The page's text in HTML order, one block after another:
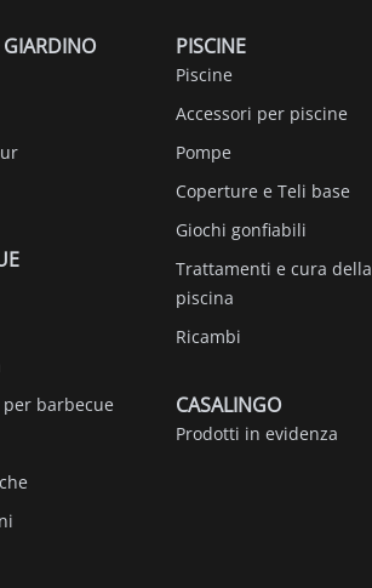
per barbecue
PISCINE
Piscine
Accessori per piscine
Pompe
Coperture e Teli base
Giochi gonfiabili
Trattamenti e cura della
piscina
Ricambi
CASALINGO
Prodotti in evidenza